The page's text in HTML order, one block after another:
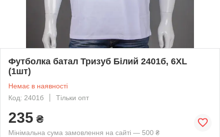
Футболка батал Тризуб Білий 2401б, 6XL
(1шт)
Немає в наявності
Код: 2401б
Тільки опт
235 ₴
Мінімальна сума замовлення на сайті — 500 ₴